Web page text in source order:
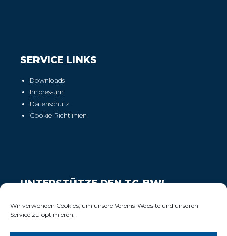
Wir verwenden Cookies, um unsere Vereins-Website und unseren
Service zu optimieren.
SERVICE LINKS
Downloads
Impressum
Datenschutz
Cookie-Richtlinien
UNTERSTÜTZE DEN TC-BW!
Wir freuen uns über Deinen Support!